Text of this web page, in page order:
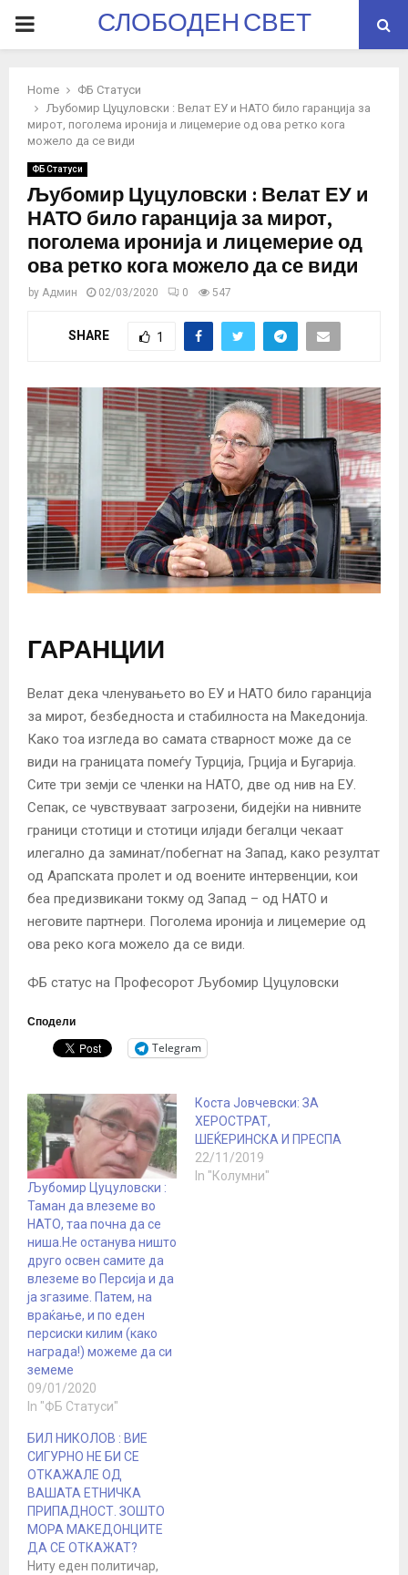
PRIMARYСЛОБОДЕН СВЕТ
Home
ФБ Статуси
Љубомир Цуцуловски : Велат ЕУ и НАТО било гаранција за
мирот, поголема иронија и лицемерие од ова ретко кога
можело да се види
ФБ Статуси
Љубомир Цуцуловски : Велат ЕУ и
НАТО било гаранција за мирот,
поголема иронија и лицемерие од
ова ретко кога можело да се види
by Админ 02/03/2020 0 547
SHARE 1
ГАРАНЦИИ
Велат дека членувањето во ЕУ и НАТО било гаранција
за мирот, безбедноста и стабилноста на Македонија.
Како тоа изгледа во самата стварност може да се
види на границата помеѓу Турција, Грција и Бугарија.
Сите три земји се членки на НАТО, две од нив на ЕУ.
Сепак, се чувствуваат загрозени, бидејќи на нивните
граници стотици и стотици илјади бегалци чекаат
илегално да заминат/побегнат на Запад, како резултат
од Арапската пролет и од воените интервенции, кои
беа предизвикани токму од Запад – од НАТО и
неговите партнери. Поголема иронија и лицемерие од
ова реко кога можело да се види.
ФБ статус на Професорот Љубомир Цуцуловски
Сподели
Telegram
Љубомир Цуцуловски :
Таман да влеземе во
НАТО, таа почна да се
ниша.Не останува ништо
друго освен самите да
влеземе во Персија и да
ја згазиме. Патем, на
враќање, и по еден
персиски килим (како
награда!) можеме да си
земеме
09/01/2020
In "ФБ Статуси"
Коста Јовчевски: ЗА
ХЕРОСТРАТ,
ШЕЌЕРИНСКА И ПРЕСПА
22/11/2019
In "Колумни"
БИЛ НИКОЛОВ : ВИЕ
СИГУРНО НЕ БИ СЕ
ОТКАЖАЛЕ ОД
ВАШАТА ЕТНИЧКА
ПРИПАДНОСТ. ЗОШТО
МОРА МАКЕДОНЦИТЕ
ДА СЕ ОТКАЖАТ?
Ниту еден политичар,